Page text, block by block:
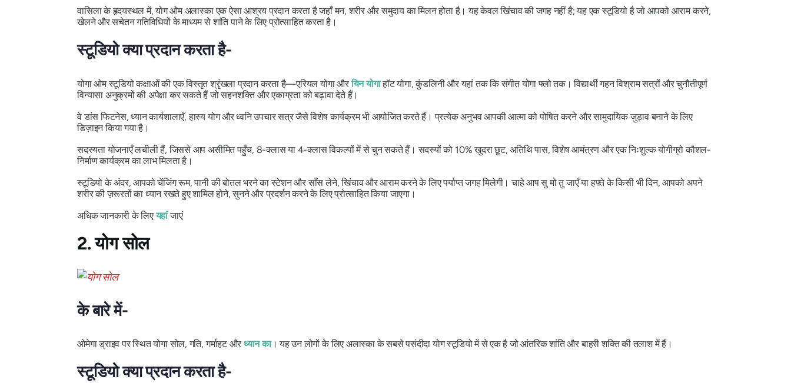
वासिला के हृदयस्थल में, योग ओम अलास्का एक ऐसा आश्रय प्रदान करता है जहाँ मन, शरीर और समुदाय का मिलन होता है। यह केवल खिंचाव की जगह नहीं है; यह एक स्टूडियो है जो आपको आराम करने,
खेलने और सचेतन गतिविधियों के माध्यम से शांति पाने के लिए प्रोत्साहित करता है।
स्टूडियो क्या प्रदान करता है-
योगा ओम स्टूडियो कक्षाओं की एक विस्तृत श्रृंखला प्रदान करता है—एरियल योगा औरयिन योगाहॉट योगा, कुंडलिनी और यहां तक ​​कि संगीत योगा फ्लो तक। विद्यार्थी गहन विश्राम सत्रों और चुनौतीपूर्ण
विन्यासा अनुक्रमों की अपेक्षा कर सकते हैं जो सहनशक्ति और एकाग्रता को बढ़ावा देते हैं।
वे डांस फिटनेस, ध्यान कार्यशालाएँ, हास्य योग और ध्वनि उपचार सत्र जैसे विशेष कार्यक्रम भी आयोजित करते हैं। प्रत्येक अनुभव आपकी आत्मा को पोषित करने और सामुदायिक जुड़ाव बनाने के लिए
डिज़ाइन किया गया है।
सदस्यता योजनाएँ लचीली हैं, जिससे आप असीमित पहुँच, 8-क्लास या 4-क्लास विकल्पों में से चुन सकते हैं। सदस्यों को 10% खुदरा छूट, अतिथि पास, विशेष आमंत्रण और एक निःशुल्क योगीग्रो कौशल-
निर्माण कार्यक्रम का लाभ मिलता है।
स्टूडियो के अंदर, आपको चेंजिंग रूम, पानी की बोतल भरने का स्टेशन और साँस लेने, खिंचाव और आराम करने के लिए पर्याप्त जगह मिलेगी। चाहे आप सु मो तु जाएँ या हफ़्ते के किसी भी दिन, आपको अपने
शरीर की ज़रूरतों का ध्यान रखते हुए शामिल होने, सुनने और प्रदर्शन करने के लिए प्रोत्साहित किया जाएगा।
अधिक जानकारी के लिएयहांजाएं
2. योग सोल
के बारे में-
ओमेगा ड्राइव पर स्थित योगा सोल, गति, गर्माहट और ध्यान का। यह उन लोगों के लिए अलास्का के सबसे पसंदीदा योग स्टूडियो में से एक है जो आंतरिक शांति और बाहरी शक्ति की तलाश में हैं।
स्टूडियो क्या प्रदान करता है-